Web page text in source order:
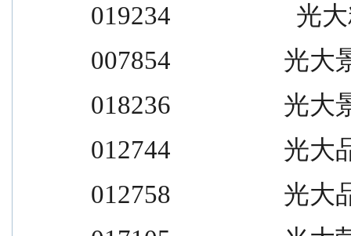
019234                    光
007854                  光大
018236                  光大
012744                  光大
012758                  光大